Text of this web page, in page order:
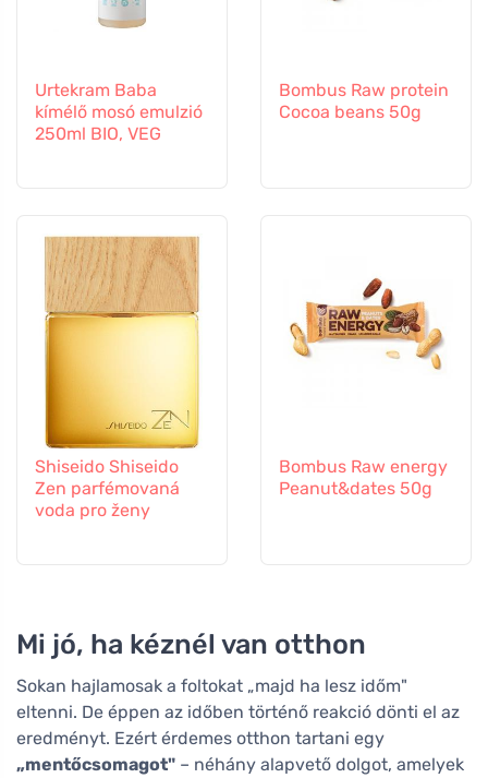
Urtekram Baba
kímélő mosó emulzió
250ml BIO, VEG
Bombus Raw protein
Cocoa beans 50g
Shiseido Shiseido
Zen parfémovaná
voda pro ženy
Bombus Raw energy
Peanut&dates 50g
Mi jó, ha kéznél van otthon
Sokan hajlamosak a foltokat „majd ha lesz időm"
eltenni. De éppen az időben történő reakció dönti el az
eredményt. Ezért érdemes otthon tartani egy
„mentőcsomagot" – néhány alapvető dolgot, amelyek